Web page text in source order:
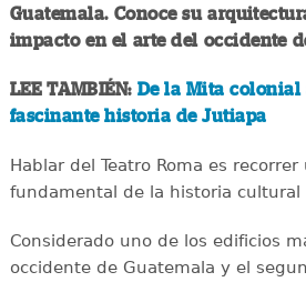
Guatemala. Conoce su
impacto en el arte del occidente
LEE TAMBIÉN: De la Mita colonial
fascinante historia de Jutiapa
Hablar del Teatro Roma es
fundamental de la historia cultural
Considerado uno de los edificios
occidente de Guatemala y el